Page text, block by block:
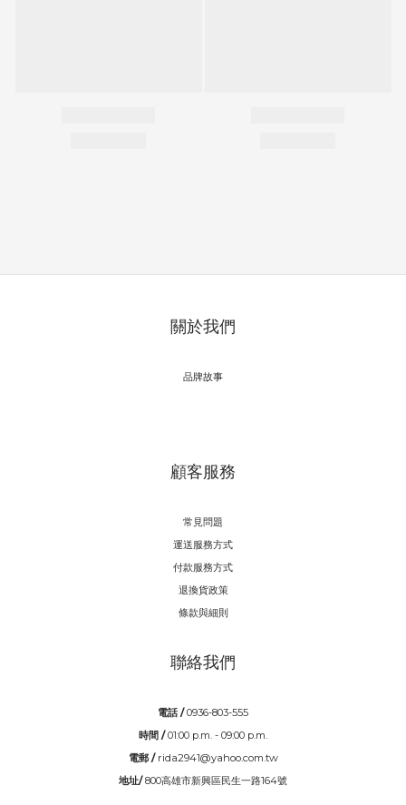
關於我們
品牌故事
顧客服務
常見問題
運送服務方式
付款服務方式
退換貨政策
條款與細則
聯絡我們
電話 /0936-803-555
時間 /01:00 p.m. - 09:00 p.m.
電郵 / rida2941@yahoo.com.tw
地址/800高雄市新興區民生一路164號